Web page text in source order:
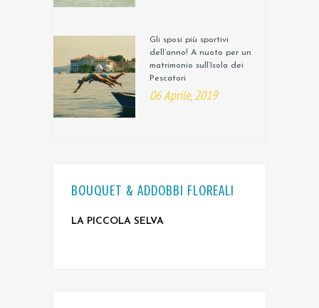
Gli sposi più sportivi
dell’anno! A nuoto per un
matrimonio sull’Isola dei
Pescatori
06 Aprile, 2019
BOUQUET & ADDOBBI FLOREALI
LA PICCOLA SELVA